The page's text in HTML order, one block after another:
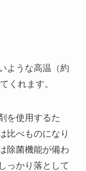
ような高温（約
くれます。
を使用するた
比べものになり
除菌機能が備わ
っかり落として